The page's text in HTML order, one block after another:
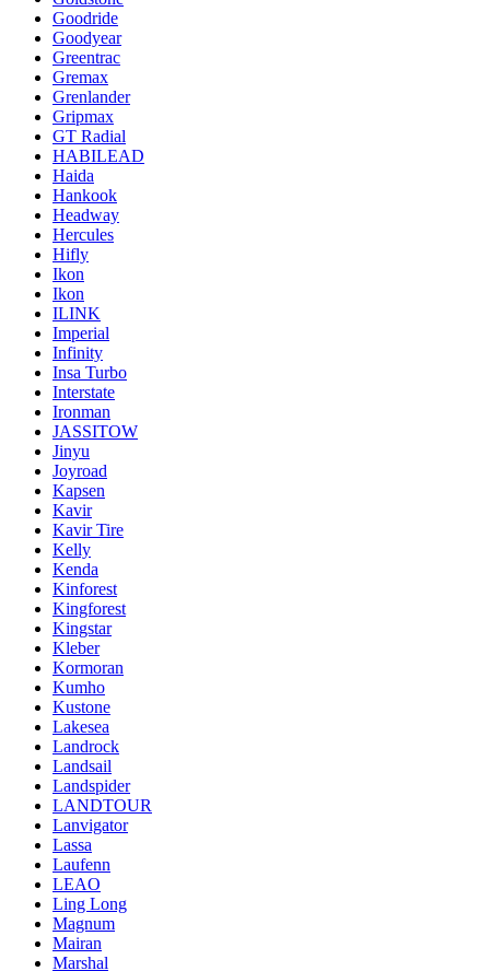
Goodride
Goodyear
Greentrac
Gremax
Grenlander
Gripmax
GT Radial
HABILEAD
Haida
Hankook
Headway
Hercules
Hifly
Ikon
Ikon
ILINK
Imperial
Infinity
Insa Turbo
Interstate
Ironman
JASSITOW
Jinyu
Joyroad
Kapsen
Kavir
Kavir Tire
Kelly
Kenda
Kinforest
Kingforest
Kingstar
Kleber
Kormoran
Kumho
Kustone
Lakesea
Landrock
Landsail
Landspider
LANDTOUR
Lanvigator
Lassa
Laufenn
LEAO
Ling Long
Magnum
Mairan
Marshal